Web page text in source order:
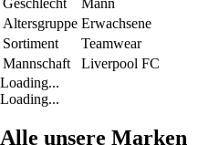
Geschlecht
Mann
Altersgruppe Erwachsene
Sortiment
Teamwear
Mannschaft
Liverpool FC
Loading...
Loading...
Alle unsere Marken